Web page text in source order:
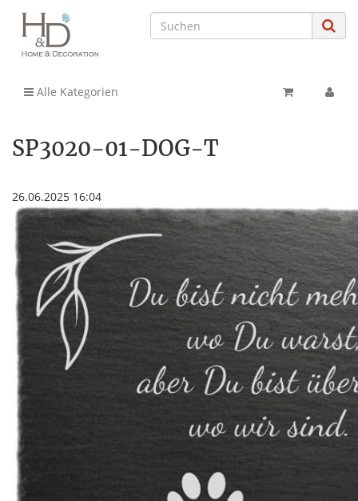
Alle Kategorien
SP3020-01-DOG-T
26.06.2025 16:04